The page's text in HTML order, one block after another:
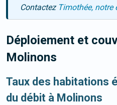
Contactez Timothée, notre
Déploiement et
Molinons
Taux des habitations
du débit à Molinons